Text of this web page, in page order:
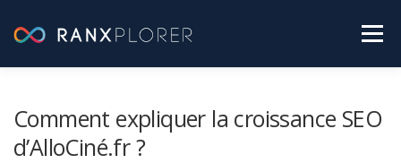
contenu
Menu
Comment expliquer la croissance SEO
d’AlloCiné.fr ?